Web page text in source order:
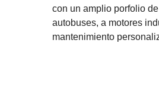
con un amplio porfolio
autobuses, a motores
mantenimiento